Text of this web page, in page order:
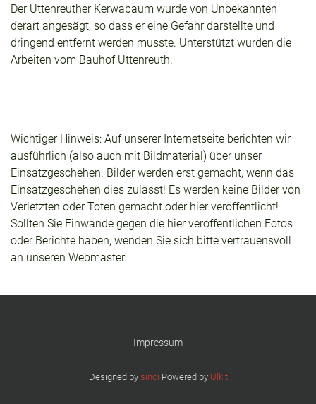
Der Uttenreuther Kerwabaum wurde von Unbekannten
derart angesägt, so dass er eine Gefahr darstellte und
dringend entfernt werden musste. Unterstützt wurden die
Arbeiten vom Bauhof Uttenreuth.
Wichtiger Hinweis: Auf unserer Internetseite berichten wir
ausführlich (also auch mit Bildmaterial) über unser
Einsatzgeschehen. Bilder werden erst gemacht, wenn das
Einsatzgeschehen dies zulässt! Es werden keine Bilder von
Verletzten oder Toten gemacht oder hier veröffentlicht!
Sollten Sie Einwände gegen die hier veröffentlichen Fotos
oder Berichte haben, wenden Sie sich bitte vertrauensvoll
an unseren Webmaster.
Impressum
Designed by sinci Powered by Ulkit